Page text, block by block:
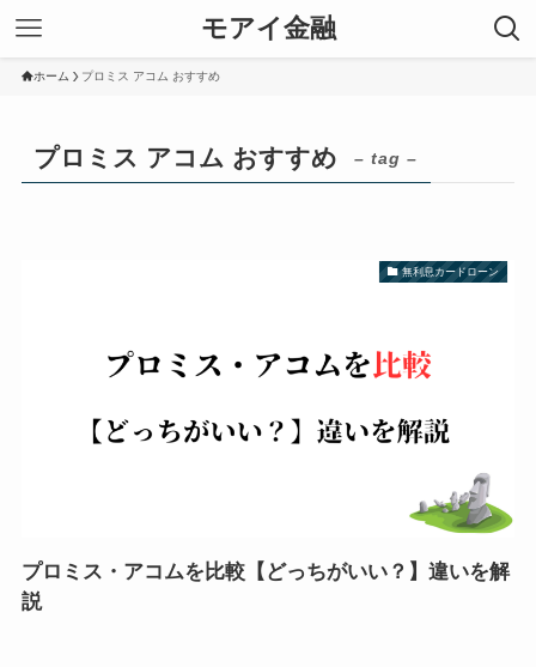
モアイ金融
ホーム プロミス アコム おすすめ
プロミス アコム おすすめ – tag –
無利息カードローン
プロミス・アコムを比較【どっちがいい？】違いを解
説